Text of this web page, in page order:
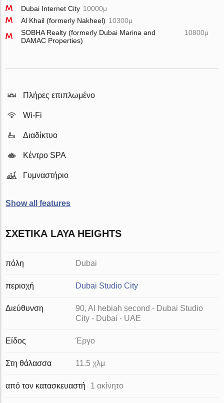
Dubai Internet City 10000μ
Al Khail (formerly Nakheel) 10300μ
SOBHA Realty (formerly Dubai Marina and
DAMAC Properties)
10800μ
Πλήρες επιπλωμένο
Wi-Fi
Διαδίκτυο
Κέντρο SPA
Γυμναστήριο
Show all features
ΣΧΕΤΙΚΆ LAYA HEIGHTS
πόλη Dubai
περιοχή Dubai Studio City
Διεύθυνση
90, Al hebiah second - Dubai Studio
City - Dubai - UAE
Είδος Έργο
Στη θάλασσα 11.5 χλμ
από τον κατασκευαστή 1 ακίνητο